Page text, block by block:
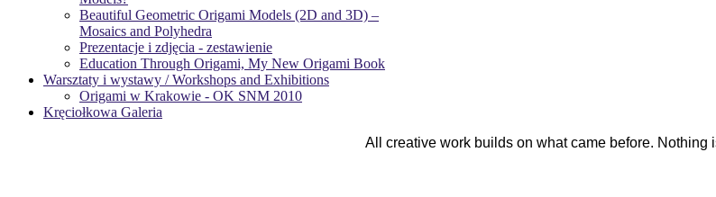
Beautiful Geometric Origami Models (2D and 3D) –
Mosaics and Polyhedra
Prezentacje i zdjęcia - zestawienie
Education Through Origami, My New Origami Book
Warsztaty i wystawy / Workshops and Exhibitions
Origami w Krakowie - OK SNM 2010
Kręciołkowa Galeria
All creative work builds on what came before. Nothing